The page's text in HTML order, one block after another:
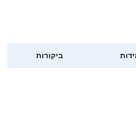
ביקורות